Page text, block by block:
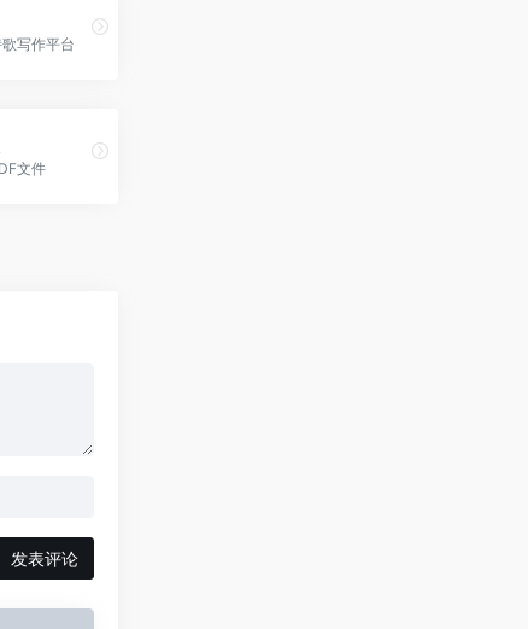
写作平台
文件
发表评论